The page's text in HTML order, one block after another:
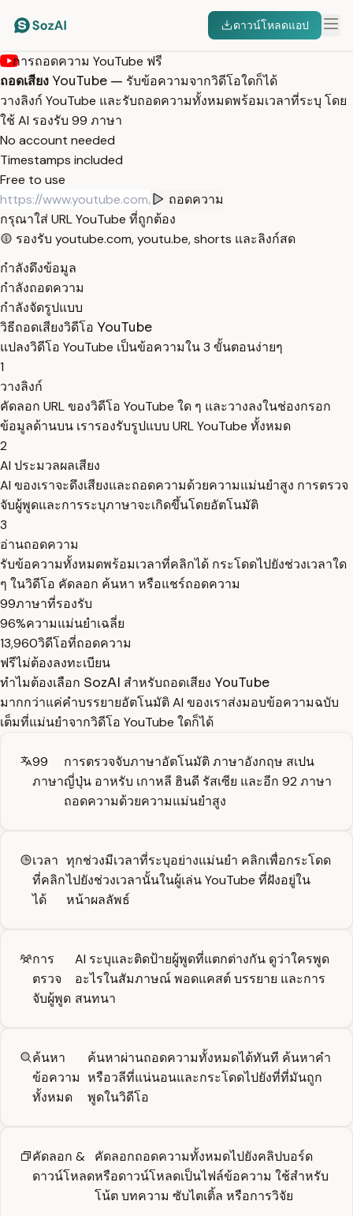
ดาวน์โหลดแอป
การถอดความ YouTube ฟรี
ถอดเสียง YouTube — รับข้อความจากวิดีโอใดก็ได้
วางลิงก์ YouTube และรับถอดความทั้งหมดพร้อมเวลาที่ระบุ โดย
ใช้ AI รองรับ 99 ภาษา
No account needed
Timestamps included
Free to use
ถอดความ
กรุณาใส่ URL YouTube ที่ถูกต้อง
รองรับ youtube.com, youtu.be, shorts และลิงก์สด
กำลังดึงข้อมูล
กำลังถอดความ
กำลังจัดรูปแบบ
วิธีถอดเสียงวิดีโอ YouTube
แปลงวิดีโอ YouTube เป็นข้อความใน 3 ขั้นตอนง่ายๆ
1
วางลิงก์
คัดลอก URL ของวิดีโอ YouTube ใด ๆ และวางลงในช่องกรอก
ข้อมูลด้านบน เรารองรับรูปแบบ URL YouTube ทั้งหมด
2
AI ประมวลผลเสียง
AI ของเราจะดึงเสียงและถอดความด้วยความแม่นยำสูง การตรวจ
จับผู้พูดและการระบุภาษาจะเกิดขึ้นโดยอัตโนมัติ
3
อ่านถอดความ
รับข้อความทั้งหมดพร้อมเวลาที่คลิกได้ กระโดดไปยังช่วงเวลาใด
ๆ ในวิดีโอ คัดลอก ค้นหา หรือแชร์ถอดความ
99ภาษาที่รองรับ
96%ความแม่นยำเฉลี่ย
13,960วิดีโอที่ถอดความ
ฟรีไม่ต้องลงทะเบียน
ทำไมต้องเลือก SozAI สำหรับถอดเสียง YouTube
มากกว่าแค่คำบรรยายอัตโนมัติ AI ของเราส่งมอบข้อความฉบับ
เต็มที่แม่นยำจากวิดีโอ YouTube ใดก็ได้
99
ภาษา
การตรวจจับภาษาอัตโนมัติ ภาษาอังกฤษ สเปน
ญี่ปุ่น อาหรับ เกาหลี ฮินดี รัสเซีย และอีก 92 ภาษา
ถอดความด้วยความแม่นยำสูง
เวลา
ที่คลิก
ได้
ทุกช่วงมีเวลาที่ระบุอย่างแม่นยำ คลิกเพื่อกระโดด
ไปยังช่วงเวลานั้นในผู้เล่น YouTube ที่ฝังอยู่ใน
หน้าผลลัพธ์
การ
ตรวจ
จับผู้พูด
AI ระบุและติดป้ายผู้พูดที่แตกต่างกัน ดูว่าใครพูด
อะไรในสัมภาษณ์ พอดแคสต์ บรรยาย และการ
สนทนา
ค้นหา
ข้อความ
ทั้งหมด
ค้นหาผ่านถอดความทั้งหมดได้ทันที ค้นหาคำ
หรือวลีที่แน่นอนและกระโดดไปยังที่ที่มันถูก
พูดในวิดีโอ
คัดลอก &
ดาวน์โหลด
คัดลอกถอดความทั้งหมดไปยังคลิปบอร์ด
หรือดาวน์โหลดเป็นไฟล์ข้อความ ใช้สำหรับ
โน้ต บทความ ซับไตเติ้ล หรือการวิจัย